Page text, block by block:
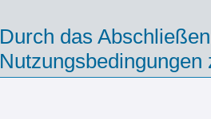
Durch das
Nutzungsbedingungen